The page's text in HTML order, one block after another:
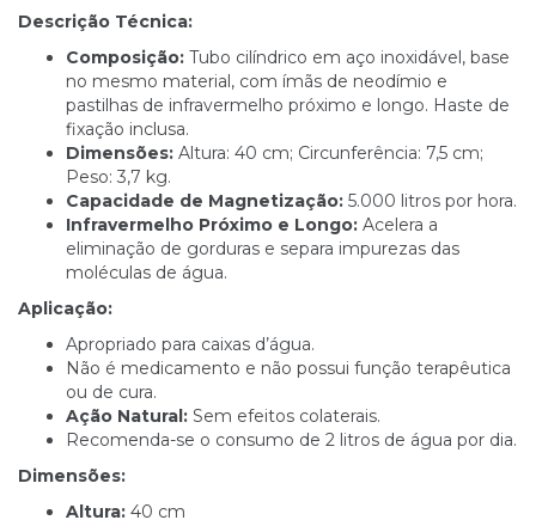
Descrição Técnica:
Composição: Tubo cilíndrico em aço inoxidável, base
no mesmo material, com ímãs de neodímio e
pastilhas de infravermelho próximo e longo. Haste de
fixação inclusa.
Dimensões: Altura: 40 cm; Circunferência: 7,5 cm;
Peso: 3,7 kg.
Capacidade de Magnetização: 5.000 litros por hora.
Infravermelho Próximo e Longo: Acelera a
eliminação de gorduras e separa impurezas das
moléculas de água.
Aplicação:
Apropriado para caixas d’água.
Não é medicamento e não possui função terapêutica
ou de cura.
Ação Natural: Sem efeitos colaterais.
Recomenda-se o consumo de 2 litros de água por dia.
Dimensões:
Altura: 40 cm